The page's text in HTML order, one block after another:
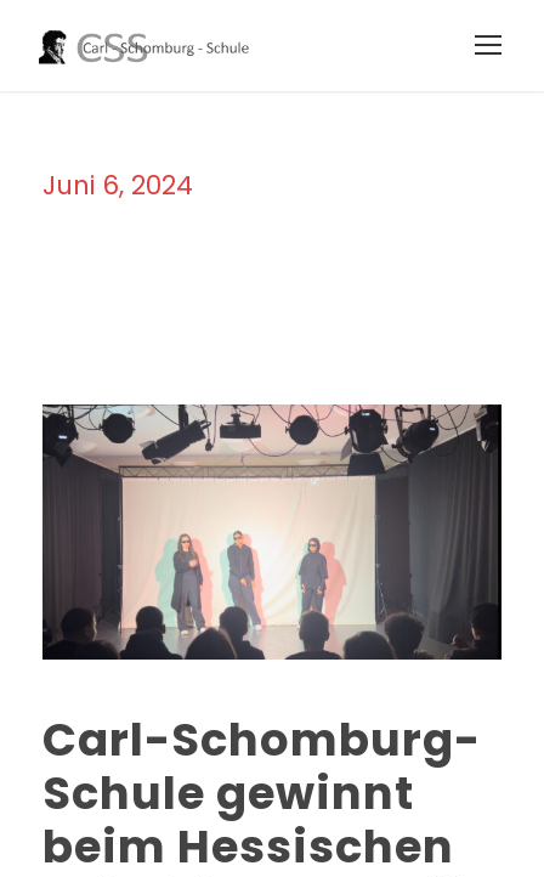
Juni 6, 2024
Carl-Schomburg-
Schule gewinnt
beim Hessischen